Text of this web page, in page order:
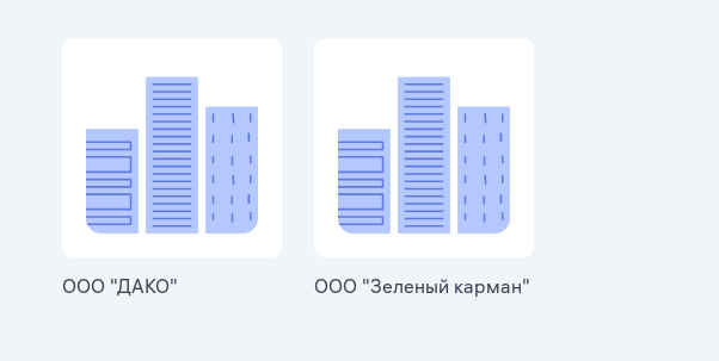
ООО "ДАКО" ООО "Зеленый карман"